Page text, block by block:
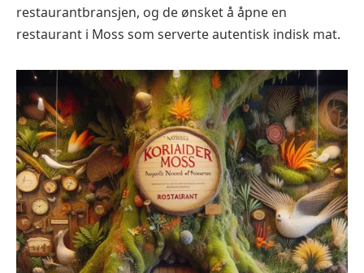
restaurantbransjen, og de ønsket å åpne en
restaurant i Moss som serverte autentisk indisk mat.